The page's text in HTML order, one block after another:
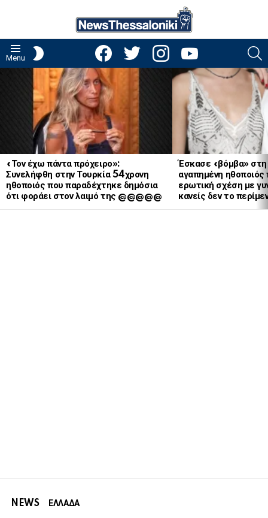
Menu
facebooktwitter instagramyoutube
«Τον έχω πάντα πρόχειρο»:
Συνελήφθη στην Τουρκία 54χρονη
ηθοποιός που παραδέχτηκε δημόσια
ότι φοράει στον λαιμό της @@@@@
Έσκασε «βόμβα»
αγαπημένη
ερωτική σχέση με
κανείς δεν το
NEWS ΕΛΛΑΔΑ